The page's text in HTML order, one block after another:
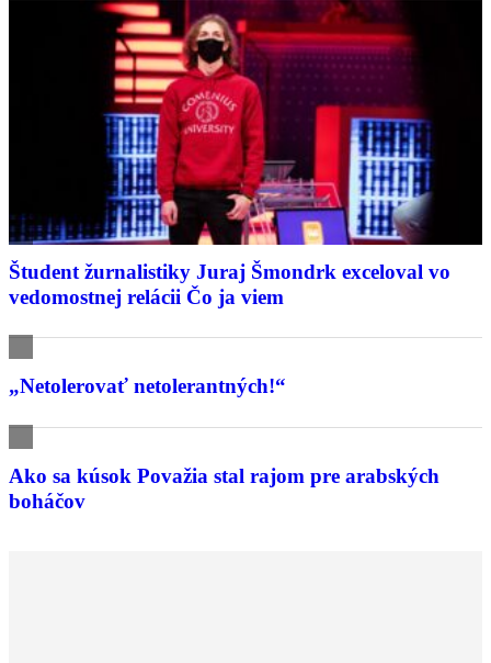
Študent žurnalistiky Juraj Šmondrk exceloval vo
vedomostnej relácii Čo ja viem
„Netolerovať netolerantných!“
Ako sa kúsok Považia stal rajom pre arabských
boháčov